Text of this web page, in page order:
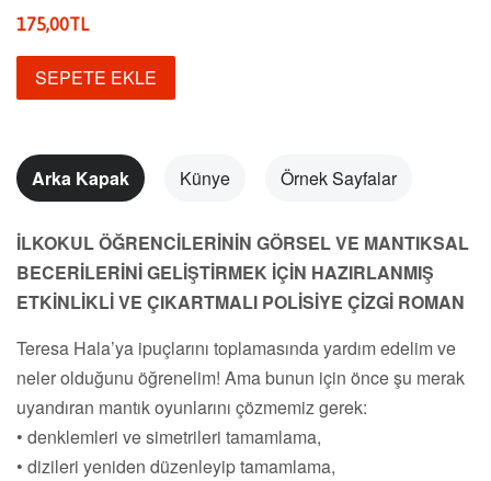
Etiket
Fiyatı
175,00TLİndirimli
Fiyat
SEPETE EKLE
Arka Kapak
İLKOKUL ÖĞRENCİLERİNİN GÖRSEL VE MANTIKSAL
BECERİLERİNİ GELİŞTİRMEK İÇİN HAZIRLANMIŞ
ETKİNLİKLİ VE ÇIKARTMALI POLİSİYE ÇİZGİ ROMAN
Teresa Hala’ya ipuçlarını toplamasında yardım edelim ve
neler olduğunu öğrenelim! Ama bunun için önce şu merak
uyandıran mantık oyunlarını çözmemiz gerek:
• denklemleri ve simetrileri tamamlama,
• dizileri yeniden düzenleyip tamamlama,
Künye Örnek Sayfalar